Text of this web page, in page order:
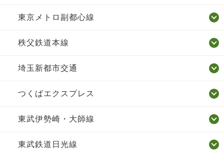
東京メトロ副都心線
秩父鉄道本線
埼玉新都市交通
つくばエクスプレス
東武伊勢崎・大師線
東武鉄道日光線